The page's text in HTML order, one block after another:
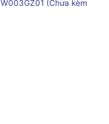
(Chưa kèm